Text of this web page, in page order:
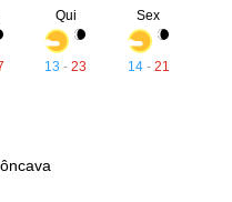
Qui
13 -23
Sex
14- 21